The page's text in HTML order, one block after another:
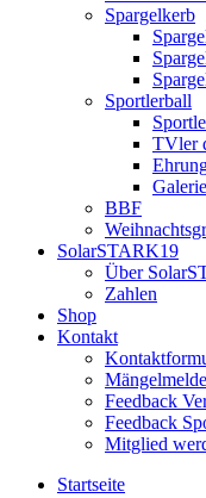
Spargelkerb
Sportlerball
TVler
Galerie
BBF
SolarSTARK19
Über
Zahlen
Shop
Kontakt
Feedback
Feedback
Mitglied
Startseite